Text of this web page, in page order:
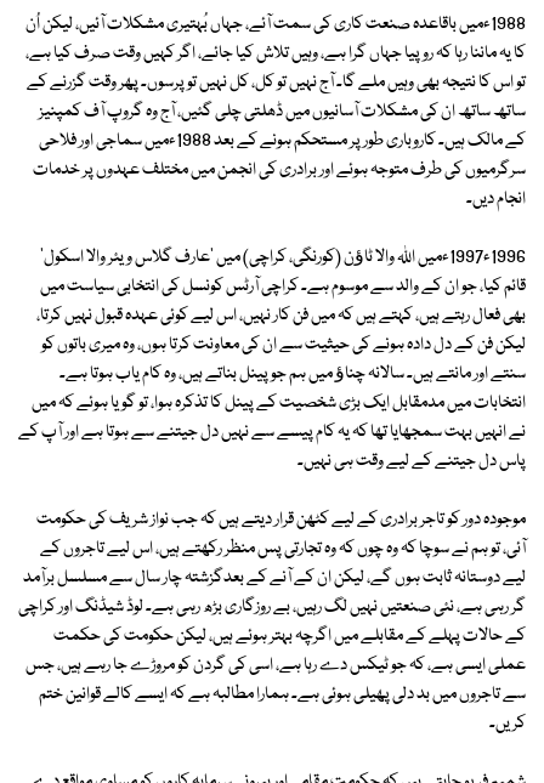
1988ءمیں باقاعدہ صنعت کاری کی سمت آئے، جہاں بُہتیری مشکلات آئیں، لیکن اُن
کا یہ ماننا رہا کہ روپیا جہاں گرا ہے، وہیں تلاش کیا جائے، اگر کہیں وقت صرف کیا ہے،
تو اس کا نتیجہ بھی وہیں ملے گا۔ آج نہیں تو کل، کل نہیں تو پرسوں۔ پھر وقت گزرنے کے
ساتھ ساتھ ان کی مشکلات آسانیوں میں ڈھلتی چلی گئیں، آج وہ گروپ آف کمپنیز
کے مالک ہیں۔ کاروباری طور پر مستحکم ہونے کے بعد 1988ءمیں سماجی اور فلاحی
سرگرمیوں کی طرف متوجہ ہوئے اور برادری کی انجمن میں مختلف عہدوں پر خدمات
انجام دیں۔
1996ء1997ءمیں اللہ والا ٹاﺅن (کورنگی، کراچی) میں 'عارف گلاس ویئر والا اسکول'
قائم کیا، جو ان کے والد سے موسوم ہے۔ کراچی آرٹس کونسل کی انتخابی سیاست میں
بھی فعال رہتے ہیں، کہتے ہیں کہ میں فن کار نہیں، اس لیے کوئی عہدہ قبول نہیں کرتا،
لیکن فن کے دل دادہ ہونے کی حیثیت سے ان کی معاونت کرتا ہوں، وہ میری باتوں کو
سنتے اور مانتے ہیں۔ سالانہ چناﺅ میں ہم جو پینل بناتے ہیں، وہ کام یاب ہوتا ہے۔
انتخابات میں مدمقابل ایک بڑی شخصیت کے پینل کا تذکرہ ہوا، تو گویا ہوئے کہ میں
نے انہیں بہت سمجھایا تھا کہ یہ کام پیسے سے نہیں دل جیتنے سے ہوتا ہے اور آپ کے
پاس دل جیتنے کے لیے وقت ہی نہیں۔
موجودہ دور کو تاجر برادری کے لیے کٹھن قرار دیتے ہیں کہ جب نواز شریف کی حکومت
آئی، تو ہم نے سوچا کہ وہ چوں کہ وہ تجارتی پس منظر رکھتے ہیں، اس لیے تاجروں کے
لیے دوستانہ ثابت ہوں گے، لیکن ان کے آنے کے بعدگزشتہ چار سال سے مسلسل برآمد
گر رہی ہے، نئی صنعتیں نہیں لگ رہیں، بے روزگاری بڑھ رہی ہے۔ لوڈ شیڈنگ اور کراچی
کے حالات پہلے کے مقابلے میں اگرچہ بہتر ہوئے ہیں، لیکن حکومت کی حکمت
عملی ایسی ہے، کہ جو ٹیکس دے رہا ہے، اسی کی گردن کو مروڑے جا رہے ہیں، جس
سے تاجروں میں بد دلی پھیلی ہوئی ہے۔ ہمارا مطالبہ ہے کہ ایسے کالے قوانین ختم
کریں۔